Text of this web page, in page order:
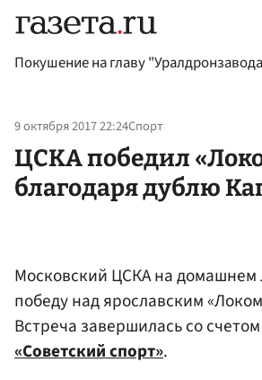
Покушение на главу
9 октября 2017 22:24Спорт
ЦСКА победил
благодаря дублю
Московский ЦСКА на домашнем
победу над ярославским
Встреча завершилась со
«Советский спорт».